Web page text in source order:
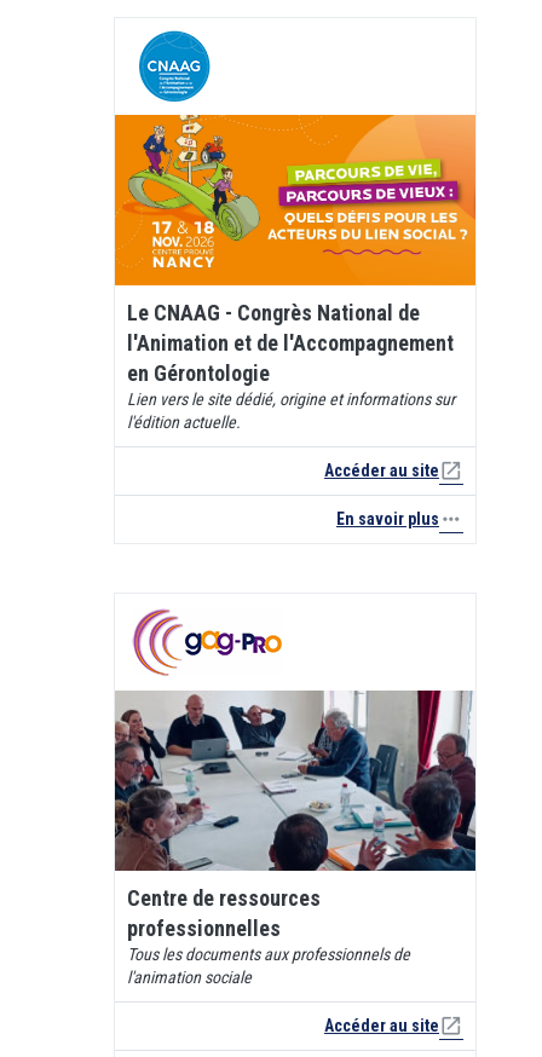
Le CNAAG - Congrès National de
l'Animation et de l'Accompagnement
en Gérontologie
Lien vers le site dédié, origine et informations sur
l'édition actuelle.
Accéder au siteopen_in_new
En savoir plus more_horiz
Centre de ressources
professionnelles
Tous les documents aux professionnels de
l'animation sociale
Accéder au siteopen_in_new